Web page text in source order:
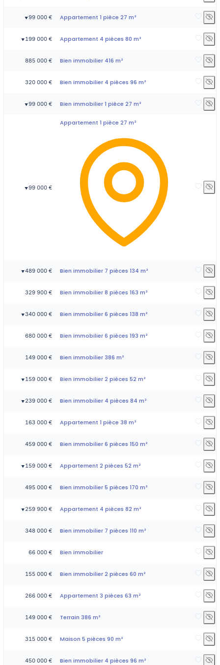
▼99 000 € Appartement 1 pièce 27 m²
▼ 199 000 € Appartement 4 pièces 80 m²
885 000 € Bien immobilier 416 m²
320 000 € Bien immobilier 4 pièces 96 m²
▼99 000 € Bien immobilier 1 pièce 27 m²
▼99 000 €
Appartement 1 pièce 27 m²
▼489 000 € Bien immobilier 7 pièces 134 m²
329 900 € Bien immobilier 8 pièces 163 m²
▼340 000 € Bien immobilier 6 pièces 138 m²
680 000 € Bien immobilier 6 pièces 193 m²
149 000 € Bien immobilier 386 m²
▼ 159 000 € Bien immobilier 2 pièces 52 m²
▼ 239 000 € Bien immobilier 4 pièces 84 m²
163 000 € Appartement 1 pièce 38 m²
459 000 € Bien immobilier 6 pièces 150 m²
▼ 159 000 € Appartement 2 pièces 52 m²
495 000 € Bien immobilier 5 pièces 170 m²
▼ 259 900 € Appartement 4 pièces 82 m²
348 000 € Bien immobilier 7 pièces 110 m²
66 000 € Bien immobilier
155 000 € Bien immobilier 2 pièces 60 m²
266 000 € Appartement 3 pièces 63 m²
149 000 € Terrain 386 m²
315 000 € Maison 5 pièces 90 m²
450 000 € Bien immobilier 4 pièces 96 m²